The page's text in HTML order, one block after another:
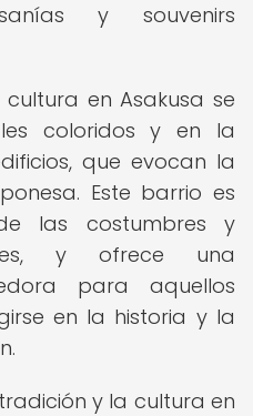
y souvenirs
en Asakusa se
coloridos y en la
que evocan la
Este barrio es
las costumbres y
y ofrece una
para aquellos
en la historia y la
y la cultura en